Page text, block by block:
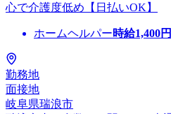
心で介護度低め【日払いOK】
ホームヘルパー時給1,400
勤務地
面接地
岐阜県瑞浪市